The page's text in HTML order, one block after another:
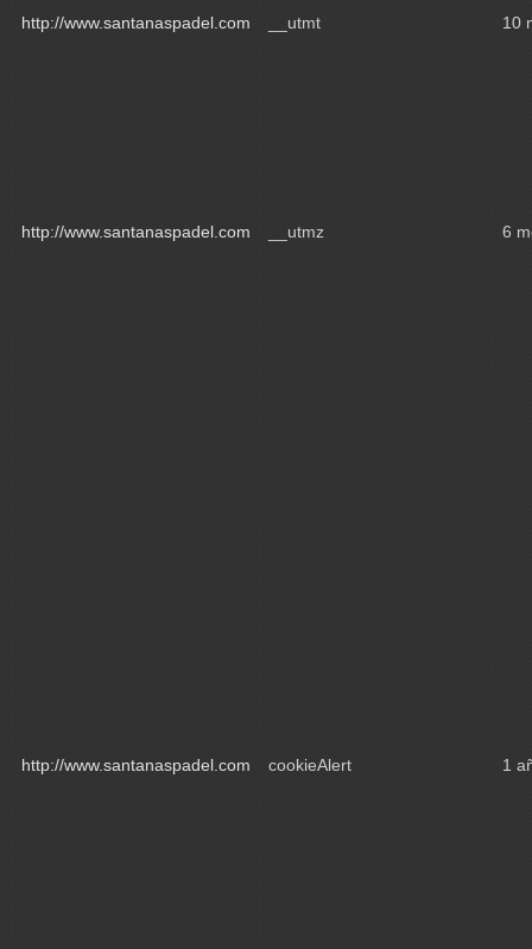
http://www.santanaspadel.com __utmt 10
http://www.santanaspadel.com __utmz 6
http://www.santanaspadel.com cookieAlert 1